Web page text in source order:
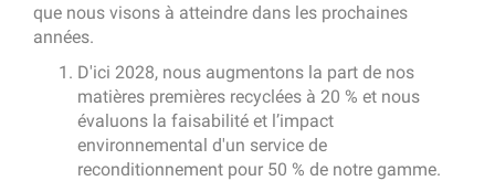
que nous visons à atteindre dans les prochaines
années.
D'ici 2028, nous augmentons la part de nos
matières premières recyclées à 20 % et nous
évaluons la faisabilité et l’impact
environnemental d'un service de
reconditionnement pour 50 % de notre gamme.